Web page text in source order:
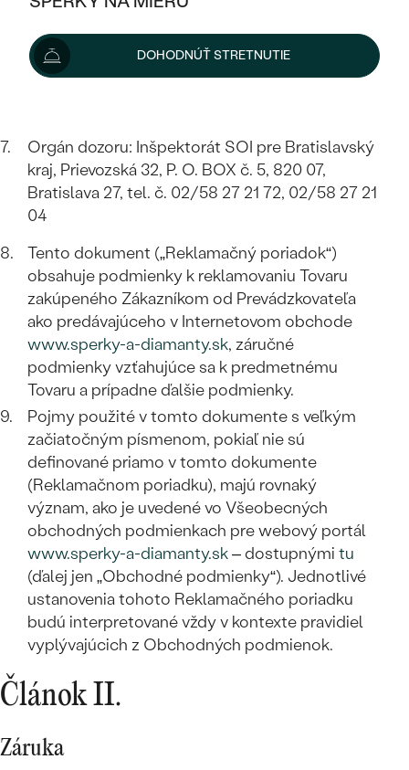
KOMBINOVANÉ ZLATO
PODĽA ŠTÝLU
BEZ KAMEŇA
ETERNITY
VYKROJENÉ
VINTAGE
NETRADIČNÉ
TEPANÉ
RUČNE RYTÉ
S VÝPLŇOU
SVADOBNÉ SETY
PODĽA CENY
CENOVO DOSTUPNÉ
LUXUSNÉ
POSTRANNÉ DRAHOKAMY
HALO
VINTAGE
SET ZÁSNUBNÉHO PRSTEŇA A
NETRADIČNÉ
ZOSTAVTE SI PRSTEŇ
ZAČAŤ S PRSTEŇOM
ZAČAŤ S DIAMANTOM
ZAČAŤ S LABGROWN DIAMANTOM
ZAČAŤ S FAREBNÝM DIAMANTOM
PODĽA DRAHOKAMU
DIAMANT
LAB GROWN DIAMANT
MOISSANIT
FAREBNÝ DIAMANT
VÝPREDAJ
ŠPERKY ČO POMÁHAJÚ
NÁUŠNICE
PRSTENE
PRÍVESKY
NÁRAMKY
SETY
PÁNSKE ŠPERKY
DETSKÉ ŠPERKY
BROŠNE
DOPLNKY
PODĽA MATERIÁLU
ZLATÉ
PLATINOVÉ
PLATINOVÉ
NAPICHOVACIE
KRUHOVÉ
MINIMALISTICKÉ
VISIACE
SOLITÉR
V TVARE SRDCA
DETSKÉ
PIERCING
PODĽA DRAHOKAMU
S DIAMANTMI
S DRAHOKAMAMI
S PERLAMI
PODĽA CENY
CENOVO DOSTUPNÉ
ZLATÉ
STRIEBORNÉ
PODĽA ŠTÝLU
SOLITÉR
NARODENIE DIEŤAŤA
PERSONALIZOVANÉ
SO ZNAMENÍM ZVEROKRUHU
MINIMALISTICKÉ
MEDAILÓNY
RETIAZKY
V TVARE SRDCA
SO ZVIERATAMI
PODĽA DRAHOKAMU
S DRAHOKAMAMI
S PERLAMI
VÝPREDAJ
ZLATÉ
STRIEBORNÉ
PLATINOVÉ
PODĽA ŠTÝLU
ETERNITY
MINIMALISTICKÉ
STATEMENT
PEČATNÉ
PERSONALIZOVANÉ
PODĽA DRAHOKAMU
S DIAMANTMI
S DRAHOKAMAMI
S PERLAMI
PODĽA CENY
DOHODNÚŤ STRETNUTIE
otazky@eppi.sk
Ďalšie kontaktné údaje prevádzkovateľa sú k
Orgán dozoru: Inšpektorát SOI pre Bratislavský
kraj, Prievozská 32, P. O. BOX č. 5, 820 07,
Bratislava 27, tel. č. 02/58 27 21 72, 02/58 27 21
04
Tento dokument („Reklamačný poriadok“)
obsahuje podmienky k reklamovaniu Tovaru
zakúpeného Zákazníkom od Prevádzkovateľa
ako predávajúceho v Internetovom obchode
www.sperky-a-diamanty.sk, záručné
podmienky vzťahujúce sa k predmetnému
Tovaru a prípadne ďalšie podmienky.
Pojmy použité v tomto dokumente s veľkým
začiatočným písmenom, pokiaľ nie sú
definované priamo v tomto dokumente
(Reklamačnom poriadku), majú rovnaký
význam, ako je uvedené vo Všeobecných
obchodných podmienkach pre webový portál
www.sperky-a-diamanty.sk– dostupnými tu
(ďalej jen „Obchodné podmienky“). Jednotlivé
ustanovenia tohoto Reklamačného poriadku
budú interpretované vždy v kontexte pravidiel
vyplývajúcich z Obchodných podmienok.
Článok II.
Záruka